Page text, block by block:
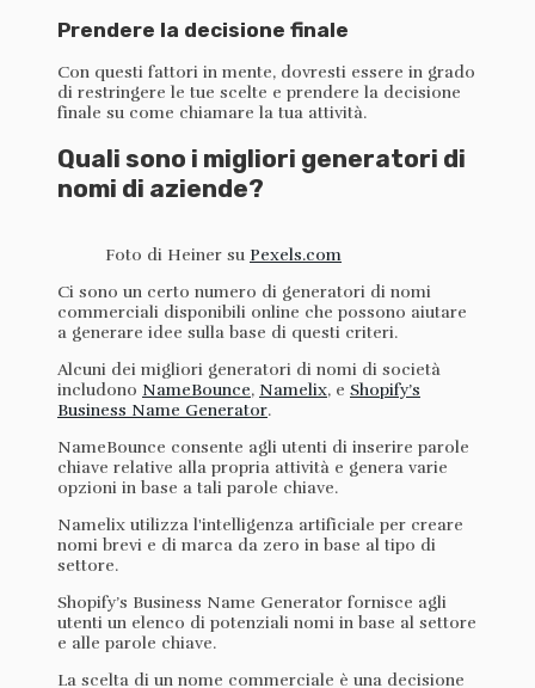
Prendere la decisione finale
Con questi fattori in mente, dovresti essere in grado
di restringere le tue scelte e prendere la decisione
finale su come chiamare la tua attività.
Quali sono i migliori generatori di
nomi di aziende?
Foto di Heiner su Pexels.com
Ci sono un certo numero di generatori di nomi
commerciali disponibili online che possono aiutare
a generare idee sulla base di questi criteri.
Alcuni dei migliori generatori di nomi di società
includono NameBounce, Namelix, e Shopify’s
Business Name Generator.
NameBounce consente agli utenti di inserire parole
chiave relative alla propria attività e genera varie
opzioni in base a tali parole chiave.
Namelix utilizza l'intelligenza artificiale per creare
nomi brevi e di marca da zero in base al tipo di
settore.
Shopify’s Business Name Generator fornisce agli
utenti un elenco di potenziali nomi in base al settore
e alle parole chiave.
La scelta di un nome commerciale è una decisione